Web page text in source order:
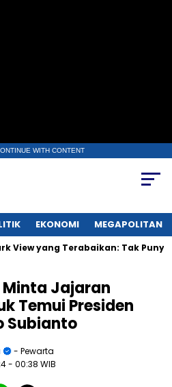
WITH CONTENT
EKONOMI MEGAPOLITAN
Terabaikan: Tak Punya AJB,
Minta Jajaran
Temui Presiden
Subianto
- Pewarta
- 00:38 WIB